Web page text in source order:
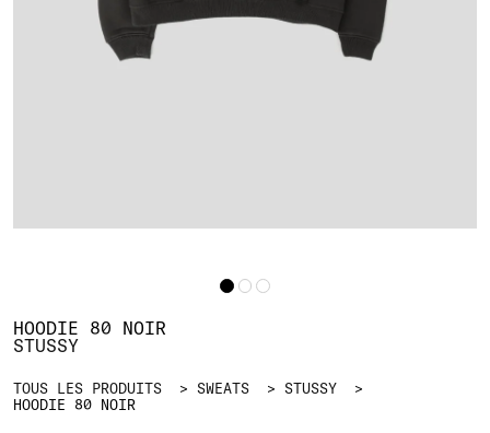
TOUS LES PRODUITS SWEATS
STUSSY
HOODIE 80 NOIR
HOODIE 80 NOIR
STUSSY